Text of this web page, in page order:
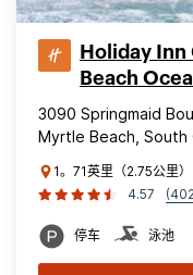
Holiday
Beach
3090 Springmaid
Myrtle Beach, South
1。71英里（2.75公里
4.57
停车 泳池